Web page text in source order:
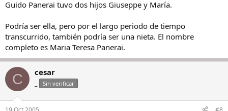
Guido Panerai tuvo dos hijos Giuseppe y María.
Podría ser ella, pero por el largo periodo de tiempo
transcurrido, también podría ser una nieta. El nombre
completo es Maria Teresa Panerai.
C cesar
Sin verificar